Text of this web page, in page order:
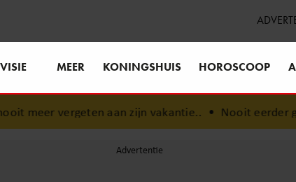
MEER KONINGSHUIS HOROSCOOP
aan zijn vakantie..•Nooit eerder gehoord concert